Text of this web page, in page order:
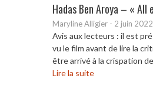
Hadas Ben Aroya – « All
Maryline Alligier - 2 juin 2022
Avis aux lecteurs : il est
vu le film avant de lire la
être arrivé à la crispation
Lire la suite